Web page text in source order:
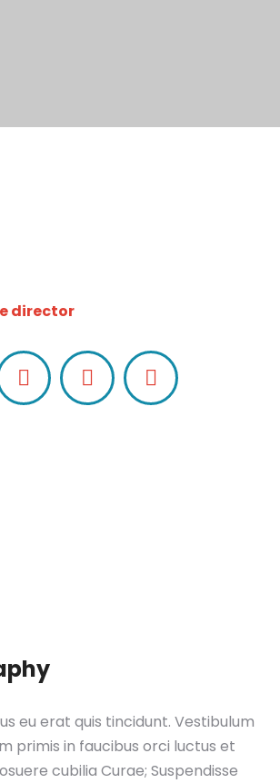
director
LinkedInPinterestInstagram
eu erat quis tincidunt. Vestibulum
primis in faucibus orci luctus et
cubilia Curae; Suspendisse